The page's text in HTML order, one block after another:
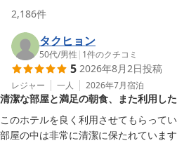
2,186件
タクヒョン
50代/男性 | 1件のクチコミ
5 2026年8月2日投稿
レジャー 一人 2026年7月宿泊
清潔な部屋と満足の朝食、また利用し
このホテルを良く利用させてもらってい
部屋の中は非常に清潔に保たれていま